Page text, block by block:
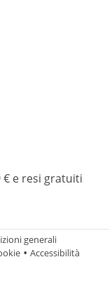
e resi gratuiti
generali
Accessibilità